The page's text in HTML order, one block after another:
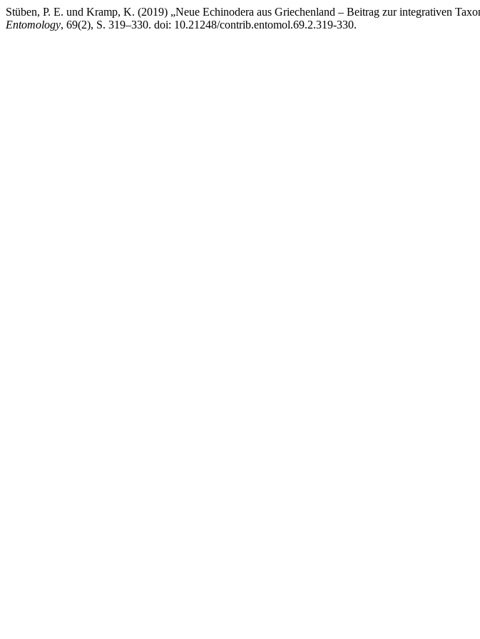
Stüben, P. E. und Kramp, K. (2019) „Neue Echinodera aus Griechenland – Beitrag zur integrativen
Entomology, 69(2), S. 319–330. doi: 10.21248/contrib.entomol.69.2.319-330.